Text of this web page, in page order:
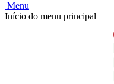
Menu
Início do menu principal